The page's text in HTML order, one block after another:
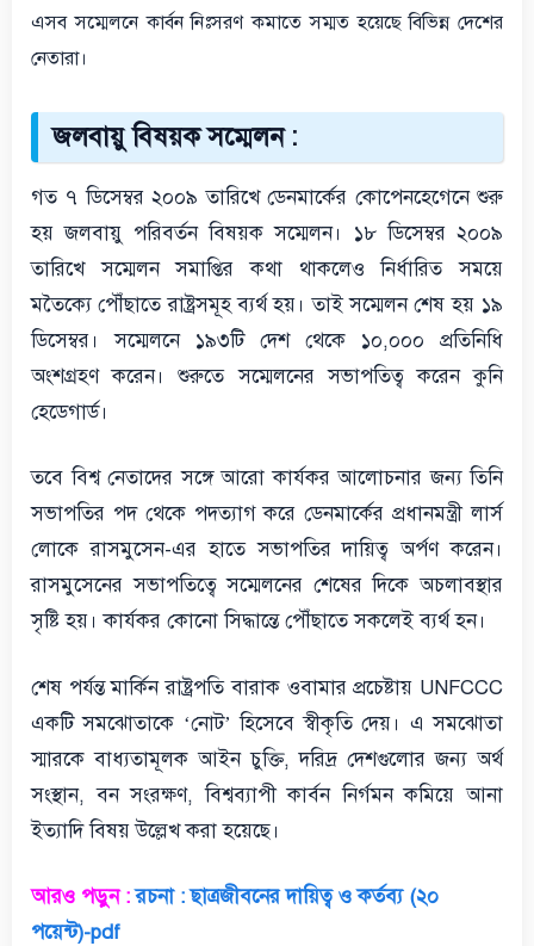
এসব সম্মেলনে কার্বন নিঃসরণ কমাতে সম্মত হয়েছে বিভিন্ন দেশের
নেতারা।
জলবায়ু বিষয়ক সম্মেলন :
গত ৭ ডিসেম্বর ২০০৯ তারিখে ডেনমার্কের কোপেনহেগেনে শুরু
হয় জলবায়ু পরিবর্তন বিষয়ক সম্মেলন। ১৮ ডিসেম্বর ২০০৯
তারিখে সম্মেলন সমাপ্তির কথা থাকলেও নির্ধারিত সময়ে
মতৈক্যে পৌঁছাতে রাষ্ট্রসমূহ ব্যর্থ হয়। তাই সম্মেলন শেষ হয় ১৯
ডিসেম্বর। সম্মেলনে ১৯৩টি দেশ থেকে ১০,০০০ প্রতিনিধি
অংশগ্রহণ করেন। শুরুতে সম্মেলনের সভাপতিত্ব করেন কুনি
হেডেগার্ড।
তবে বিশ্ব নেতাদের সঙ্গে আরো কার্যকর আলোচনার জন্য তিনি
সভাপতির পদ থেকে পদত্যাগ করে ডেনমার্কের প্রধানমন্ত্রী লার্স
লোকে রাসমুসেন-এর হাতে সভাপতির দায়িত্ব অর্পণ করেন।
রাসমুসেনের সভাপতিত্বে সম্মেলনের শেষের দিকে অচলাবস্থার
সৃষ্টি হয়। কার্যকর কোনো সিদ্ধান্তে পৌঁছাতে সকলেই ব্যর্থ হন।
শেষ পর্যন্ত মার্কিন রাষ্ট্রপতি বারাক ওবামার প্রচেষ্টায় UNFCCC
একটি সমঝোতাকে ‘নোট’ হিসেবে স্বীকৃতি দেয়। এ সমঝোতা
স্মারকে বাধ্যতামূলক আইন চুক্তি, দরিদ্র দেশগুলোর জন্য অর্থ
সংস্থান, বন সংরক্ষণ, বিশ্বব্যাপী কার্বন নির্গমন কমিয়ে আনা
ইত্যাদি বিষয় উল্লেখ করা হয়েছে।
আরও পড়ুন : রচনা : ছাত্রজীবনের দায়িত্ব ও কর্তব্য (২০
পয়েন্ট)-pdf